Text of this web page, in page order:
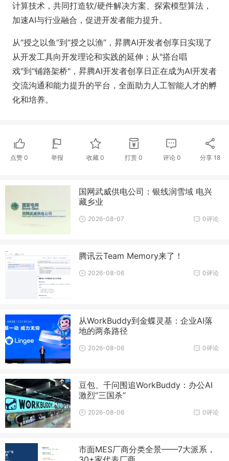
计算技术，共同打造软/硬件解决方案、探索模型算法，
加速AI与行业融合，促进开发者能力提升。
从“授之以鱼”到“授之以渔”，昇腾AI开发者创享日实现了
从开发工具向开发理论和实践的延伸；从"搭台唱
戏"到"铺路架桥"，昇腾AI开发者创享日正在成为AI开发者
交流沟通和能力提升的平台，全面助力人工智能人才的孵
化和培养。
点赞 0 举报 收藏0 打赏 0 评论 0 分享 18
国网武威供电公司：银线润雪域 电兴
藏乡业
0评论
2026-08-07
腾讯云Team Memory来了！
0评论
2026-08-06
从WorkBuddy到金蝶灵基：企业AI落
地的两条路径
0评论
2026-08-06
豆包、千问围追WorkBuddy：办公AI
激烈“三国杀”
0评论
2026-08-06
市面MES厂商分类全景——7大派系，